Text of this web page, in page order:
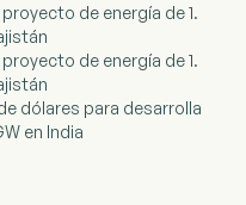
de energía de 1.
de energía de 1.
dólares para desarrolla
en India